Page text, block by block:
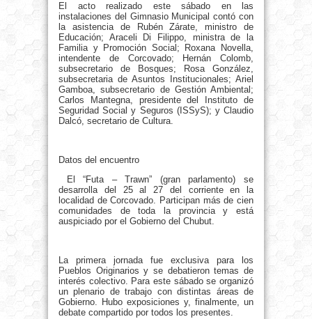
El acto realizado este sábado en las
instalaciones del Gimnasio Municipal contó con
la asistencia de Rubén Zárate, ministro de
Educación; Araceli Di Filippo, ministra de la
Familia y Promoción Social; Roxana Novella,
intendente de Corcovado; Hernán Colomb,
subsecretario de Bosques; Rosa González,
subsecretaria de Asuntos Institucionales; Ariel
Gamboa, subsecretario de Gestión Ambiental;
Carlos Mantegna, presidente del Instituto de
Seguridad Social y Seguros (ISSyS); y Claudio
Dalcó, secretario de Cultura.
Datos del encuentro
El “Futa – Trawn” (gran parlamento) se
desarrolla del 25 al 27 del corriente en la
localidad de Corcovado. Participan más de cien
comunidades de toda la provincia y está
auspiciado por el Gobierno del Chubut.
La primera jornada fue exclusiva para los
Pueblos Originarios y se debatieron temas de
interés colectivo. Para este sábado se organizó
un plenario de trabajo con distintas áreas de
Gobierno. Hubo exposiciones y, finalmente, un
debate compartido por todos los presentes.